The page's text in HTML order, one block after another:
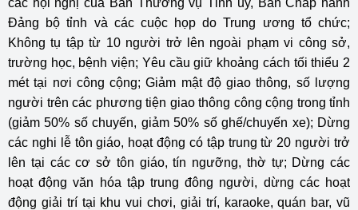
các hội nghị của Ban Thường vụ Tỉnh ủy, Ban Chấp hành
Đảng bộ tỉnh và các cuộc họp do Trung ương tổ chức;
Không tụ tập từ 10 người trở lên ngoài phạm vi công sở,
trường học, bệnh viện; Yêu cầu giữ khoảng cách tối thiểu 2
mét tại nơi công cộng; Giảm mật độ giao thông, số lượng
người trên các phương tiện giao thông công cộng trong tỉnh
(giảm 50% số chuyến, giảm 50% số ghế/chuyến xe); Dừng
các nghi lễ tôn giáo, hoạt động có tập trung từ 20 người trở
lên tại các cơ sở tôn giáo, tín ngưỡng, thờ tự; Dừng các
hoạt động văn hóa tập trung đông người, dừng các hoạt
động giải trí tại khu vui chơi, giải trí, karaoke, quán bar, vũ